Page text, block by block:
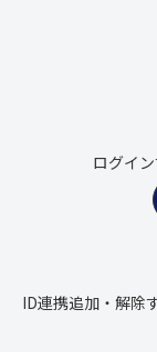
ログイ
ID連携追加・解除